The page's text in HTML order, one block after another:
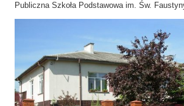
Publiczna Szkoła Podstawowa im. Św.